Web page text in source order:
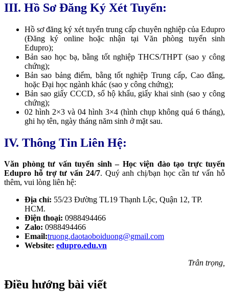
III. Hồ Sơ Đăng Ký Xét Tuyển:
Hồ sơ đăng ký xét tuyển trung cấp chuyên nghiệp của Edupro
(Đăng ký online hoặc nhận tại Văn phòng tuyển sinh
Edupro);
Bản sao học bạ, bằng tốt nghiệp THCS/THPT (sao y công
chứng);
Bản sao bảng điểm, bằng tốt nghiệp Trung cấp, Cao đẳng,
hoặc Đại học ngành khác (sao y công chứng);
Bản sao giấy CCCD, sổ hộ khẩu, giấy khai sinh (sao y công
chứng);
02 hình 2×3 và 04 hình 3×4 (hình chụp không quá 6 tháng),
ghi họ tên, ngày tháng năm sinh ở mặt sau.
IV. Thông Tin Liên Hệ:
Văn phòng tư vấn tuyển sinh – Học viện đào tạo trực tuyến
Edupro hỗ trợ tư vấn 24/7. Quý anh chị/bạn học cần tư vấn hỗ
thêm, vui lòng liên hệ:
Địa chỉ: 55/23 Đường TL19 Thạnh Lộc, Quận 12, TP.
HCM.
Điện thoại: 0988494466
Zalo: 0988494466
Email:truong.daotaoboiduong@gmail.com
Website: edupro.edu.vn
Trân trọng,
Điều hướng bài viết